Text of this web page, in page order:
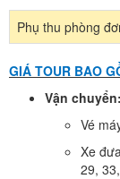
Phụ thu phòng
GIÁ TOUR BAO
Vận chuyển:
Vé
Xe
29,